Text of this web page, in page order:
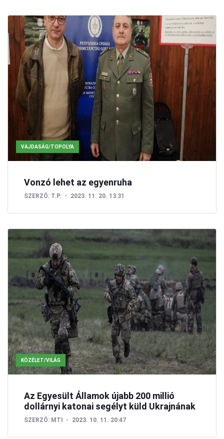
VAJDASÁG/TOPOLYA
Vonzó lehet az egyenruha
SZERZŐ: T.P. 2023. 11. 20. 13:31
KÖZÉLET/VILÁG
Az Egyesült Államok újabb 200 millió
dollárnyi katonai segélyt küld Ukrajnának
SZERZŐ: MTI 2023. 10. 11. 20:47